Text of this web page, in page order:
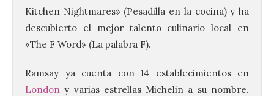
Kitchen Nightmares» (Pesadilla en la cocina) y ha
descubierto el mejor talento culinario local en
«The F Word» (La palabra F).
Ramsay ya cuenta con 14 establecimientos en
London y varias estrellas Michelin a su nombre.